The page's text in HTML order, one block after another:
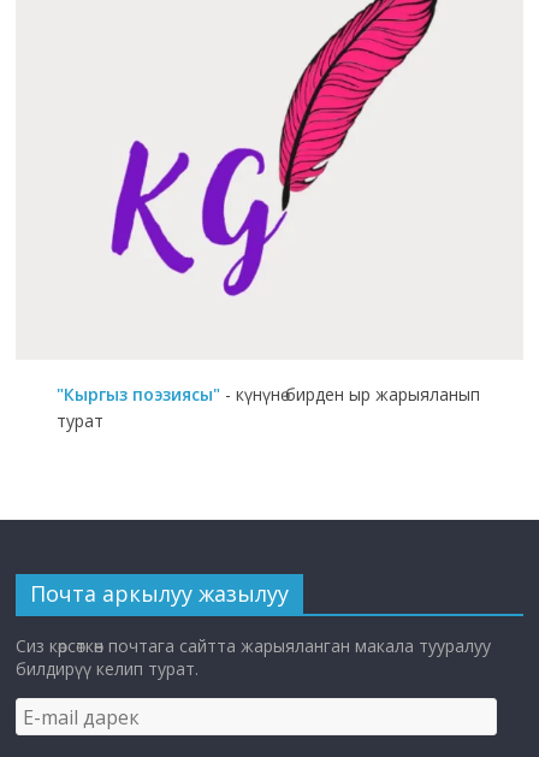
"Кыргыз поэзиясы" - күнүнө бирден ыр жарыяланып
турат
Почта аркылуу жазылуу
Сиз көрсөткөн почтага сайтта жарыяланган макала тууралуу
билдирүү келип турат.
E-
mail